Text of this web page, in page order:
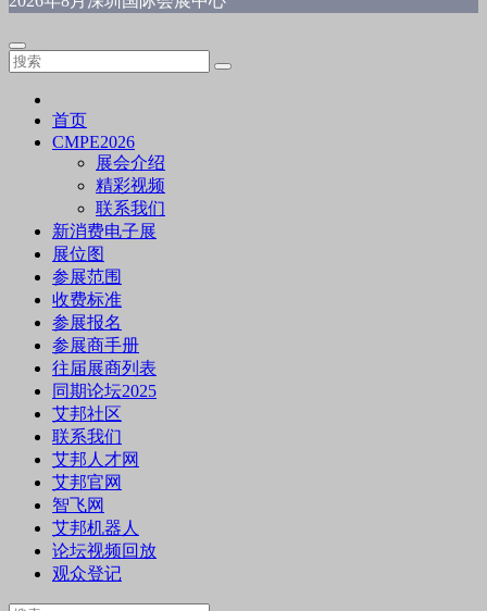
首页
CMPE2026
展会介绍
精彩视频
联系我们
新消费电子展
展位图
参展范围
收费标准
参展报名
参展商手册
往届展商列表
同期论坛2025
艾邦社区
联系我们
艾邦人才网
艾邦官网
智飞网
艾邦机器人
论坛视频回放
观众登记